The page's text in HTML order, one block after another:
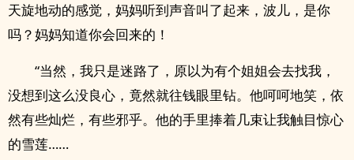
天旋地动的感觉，妈妈听到声音叫了起来，波儿，是你
吗？妈妈知道你会回来的！
“当然，我只是迷路了，原以为有个姐姐会去找我，
没想到这么没良心，竟然就往钱眼里钻。他呵呵地笑，依
然有些灿烂，有些邪乎。他的手里捧着几束让我触目惊心
的雪莲……